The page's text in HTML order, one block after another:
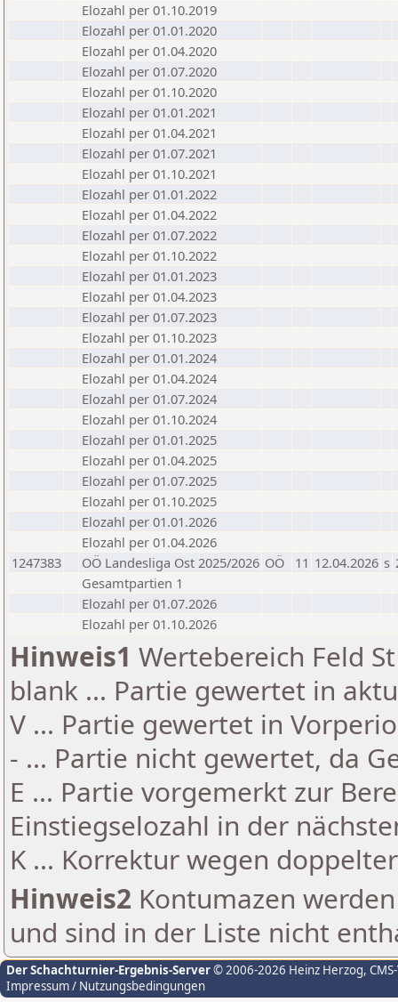
Elozahl per 01.10.2019
Elozahl per 01.01.2020
Elozahl per 01.04.2020
Elozahl per 01.07.2020
Elozahl per 01.10.2020
Elozahl per 01.01.2021
Elozahl per 01.04.2021
Elozahl per 01.07.2021
Elozahl per 01.10.2021
Elozahl per 01.01.2022
Elozahl per 01.04.2022
Elozahl per 01.07.2022
Elozahl per 01.10.2022
Elozahl per 01.01.2023
Elozahl per 01.04.2023
Elozahl per 01.07.2023
Elozahl per 01.10.2023
Elozahl per 01.01.2024
Elozahl per 01.04.2024
Elozahl per 01.07.2024
Elozahl per 01.10.2024
Elozahl per 01.01.2025
Elozahl per 01.04.2025
Elozahl per 01.07.2025
Elozahl per 01.10.2025
Elozahl per 01.01.2026
Elozahl per 01.04.2026
1247383
OÖ Landesliga Ost 2025/2026 OÖ 11 12.04.2026 s
Gesamtpartien 1
Elozahl per 01.07.2026
Elozahl per 01.10.2026
Hinweis1 Wertebereich Feld
blank ... Partie gewertet in
V ... Partie gewertet in
- ... Partie nicht gewertet, da
E ... Partie vorgemerkt zur
Einstiegselozahl in der
K ... Korrektur wegen
Hinweis2 Kontumazen
und sind in der Liste nicht
Der Schachturnier-Ergebnis-Server© 2006-2026 Heinz Herzog,
Impressum / Nutzungsbedingungen